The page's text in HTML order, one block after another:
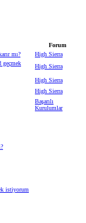
Forum
mı?
High Sierra
geçmek
High Sierra
High Sierra
High Sierra
Başarılı
Kurulumlar
istiyorum